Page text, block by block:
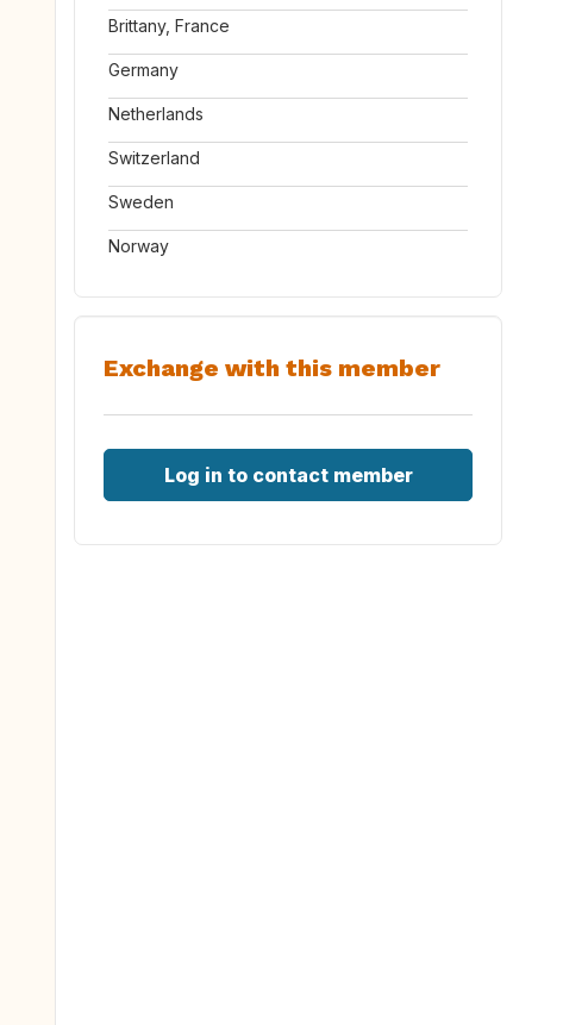
Brittany, France
Germany
Netherlands
Switzerland
Sweden
Norway
Exchange with this member
Log in to contact member